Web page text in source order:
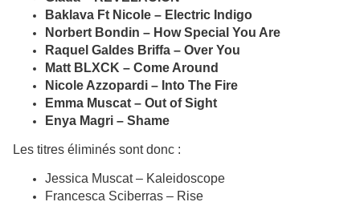
Baklava Ft Nicole – Electric Indigo
Norbert Bondin – How Special You Are
Raquel Galdes Briffa – Over You
Matt BLXCK – Come Around
Nicole Azzopardi – Into The Fire
Emma Muscat – Out of Sight
Enya Magri – Shame
Les titres éliminés sont donc :
Jessica Muscat – Kaleidoscope
Francesca Sciberras – Rise